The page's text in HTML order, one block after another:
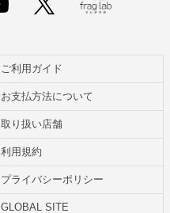
ご利用ガイド
お支払方法について
取り扱い店舗
利用規約
プライバシーポリシー
GLOBAL SITE